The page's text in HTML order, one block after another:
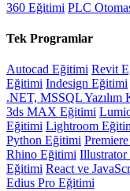
360 Eğitimi PLC
Tek Programlar
Autocad Eğitimi Revit
Eğitimi Indesign Eğitimi
.NET, MSSQL Yazılım
3ds MAX Eğitimi
Eğitimi Lightroom
Python Eğitimi
Rhino Eğitimi
Eğitimi React ve
Edius Pro Eğitimi